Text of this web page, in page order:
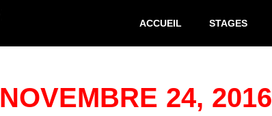
ACCUEIL STAGES
NOVEMBRE 24, 2016